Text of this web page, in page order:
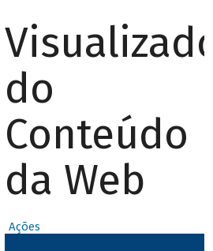
Visualizador
do
Conteúdo
da Web
Ações